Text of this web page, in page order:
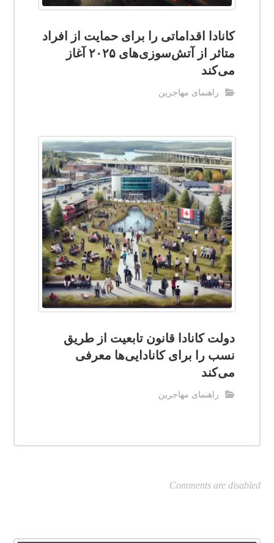
کانادا اقداماتی را برای حمایت از افراد
متاثر از آتش‌سوزی‌های ۲۰۲۵ آغاز
می‌کند
راهنمای مهاجرین
دولت کانادا قانون تابعیت از طریق
نسب را برای کانادایی‌ها معرفی
می‌کند
راهنمای مهاجرین
Comments are disabled